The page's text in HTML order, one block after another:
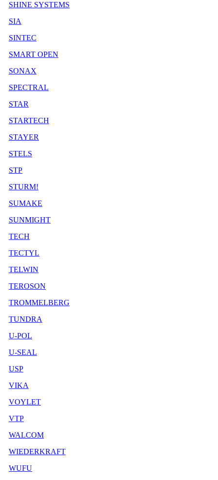
SHINE SYSTEMS
SIA
SINTEC
SMART OPEN
SONAX
SPECTRAL
STAR
STARTECH
STAYER
STELS
STP
STURM!
SUMAKE
SUNMIGHT
TECH
TECTYL
TELWIN
TEROSON
TROMMELBERG
TUNDRA
U-POL
U-SEAL
USP
VIKA
VOYLET
VTP
WALCOM
WIEDERKRAFT
WUFU